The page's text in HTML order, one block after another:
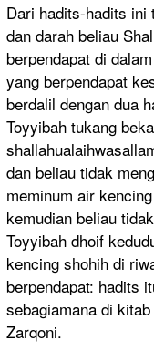
Dari hadits-hadits
dan darah beliau
berpendapat di
yang berpendapat
berdalil dengan dua
Toyyibah tukang
dan beliau tidak
meminum air
kemudian beliau
Toyyibah dhoif
kencing shohih di
berpendapat: hadits
sebagiamana di
Zarqoni.